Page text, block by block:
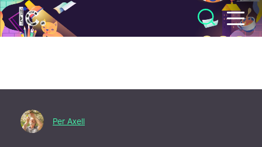
Illustratörcentrum
Per Axell